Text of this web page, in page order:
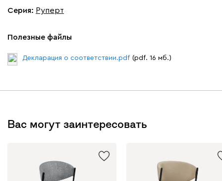
Серия: Руперт
Полезные файлы
Декларация о соответствии.pdf (pdf. 16 мб.)
Вас могут заинтересовать